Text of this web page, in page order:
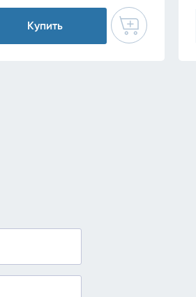
Купить